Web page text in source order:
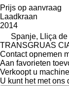
Prijs op aanvraag
Laadkraan
2014
Spanje, Lliça
TRANSGRUAS
Contact opnemen
Aan favorieten
Verkoopt u
U kunt het met ons